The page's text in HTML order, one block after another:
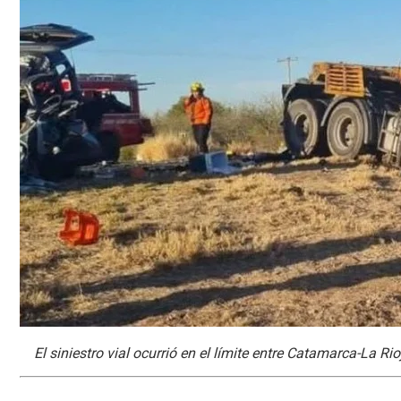
El siniestro vial ocurrió en el límite entre Catamarca-La